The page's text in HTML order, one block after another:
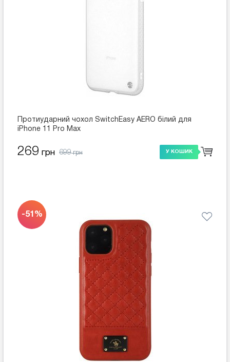
Протиударний чохол SwitchEasy AERO білий для
iPhone 11 Pro Max
269 грн 699грн У КОШИК
-51%